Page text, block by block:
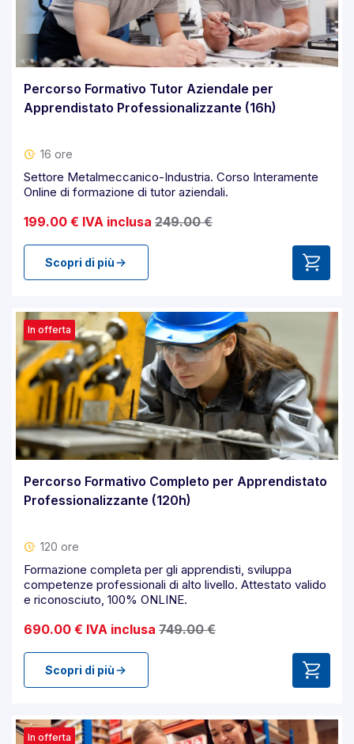
Percorso Formativo Tutor Aziendale per
Apprendistato Professionalizzante (16h)
16 ore
Settore Metalmeccanico-Industria. Corso Interamente
Online di formazione di tutor aziendali.
199.00 € IVA inclusa 249.00 €
Scopri di più
In offerta
Percorso Formativo Completo per Apprendistato
Professionalizzante (120h)
120 ore
Formazione completa per gli apprendisti, sviluppa
competenze professionali di alto livello. Attestato valido
e riconosciuto, 100% ONLINE.
690.00 € IVA inclusa 749.00 €
Scopri di più
In offerta